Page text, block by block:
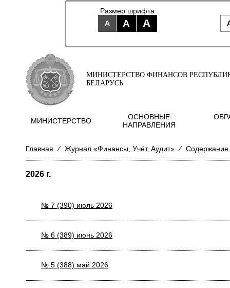
Размер шрифта
A
A A
МИНИСТЕРСТВО ФИНАНСОВ
БЕЛАРУСЬ
МИНИСТЕРСТВО
ОСНОВНЫЕ
НАПРАВЛЕНИЯ
Главная ⁄ Журнал «Финансы, Учёт, Аудит» ⁄
2026 г.
№ 7 (390) июль 2026
№ 6 (389) июнь 2026
№ 5 (388) май 2026